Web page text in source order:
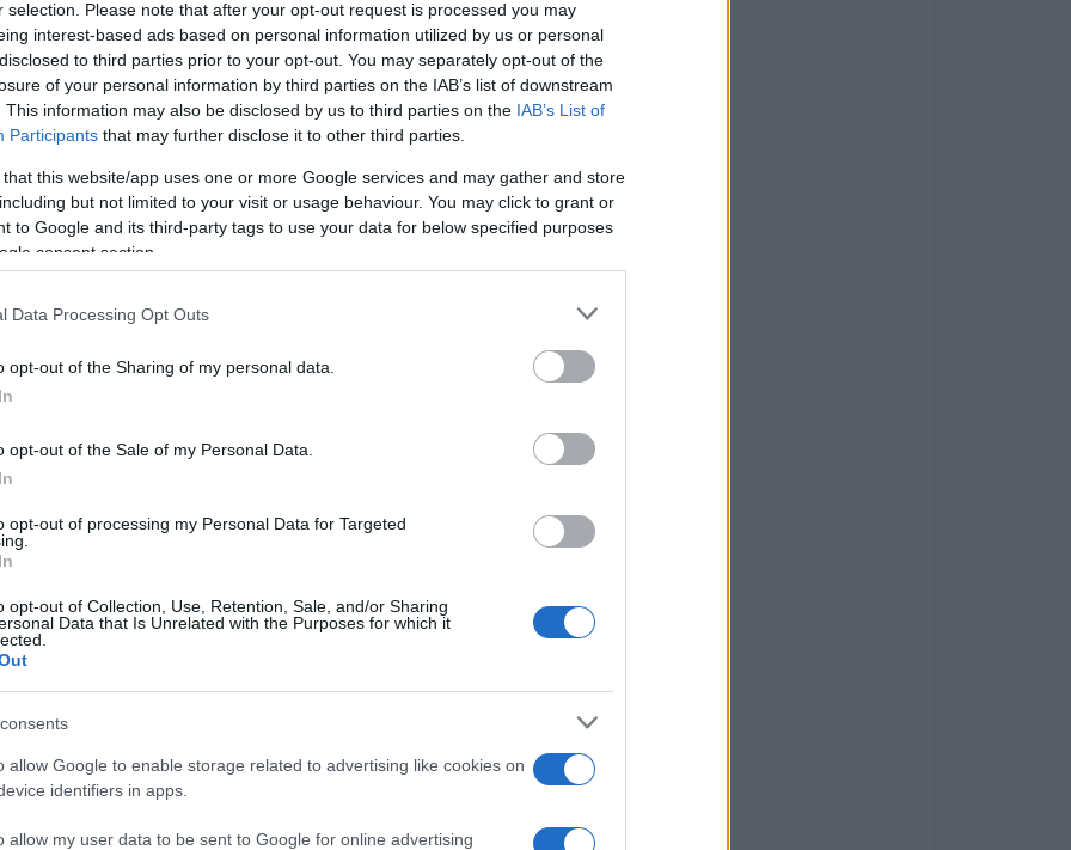
selection. Please note that after your opt-out request is processed you may
interest-based ads based on personal information utilized by us or personal
to third parties prior to your opt-out. You may separately opt-out of the
of your personal information by third parties on the IAB’s list of downstream
This information may also be disclosed by us to third parties on the IAB’s List of
Participants that may further disclose it to other third parties.
that this website/app uses one or more Google services and may gather and store
but not limited to your visit or usage behaviour. You may click to grant or
to Google and its third-party tags to use your data for below specified purposes
consent section.
Data Processing Opt Outs
opt-out of the Sharing of my personal data.
opt-out of the Sale of my Personal Data.
opt-out of processing my Personal Data for Targeted
opt-out of Collection, Use, Retention, Sale, and/or Sharing
Data that Is Unrelated with the Purposes for which it
allow Google to enable storage related to advertising like cookies on
identifiers in apps.
allow my user data to be sent to Google for online advertising
Στην διαδικτυακή συνάντηση του
αντιδράσεις στην πανδημία Covid19» συμμετείχε
Κέρκυρας & Διαποντίων, Μερόπη Υδραίου.
και Περιφερειακών Αρχών του Συμβουλίου
των τοπικών αρχών στην προσπάθεια
αυτές βρίσκονται ουσιαστικά στην πρώτη
της πανδημίας.
όπου εξετάστηκε το πώς μπορούν οι
σε μια κρίση δημόσιας υγείας όπως αυτή του
στη δημοκρατία και στο κράτος δικαίου.
της Γενικής Γραμματέως του Συμβουλίου της
της Γερμανίας και Ειδικού Εκπροσώπου της
της Επιτροπής Υπουργών του Συμβουλίου
των τοπικών και περιφερειακών αρχών.
Περιφερειών και του
Αθήνας και του Προέδρου της Επιτροπής
και εταίρων για την τοπική δημοκρατία σχετικά
και περιφερειακές αρχές.